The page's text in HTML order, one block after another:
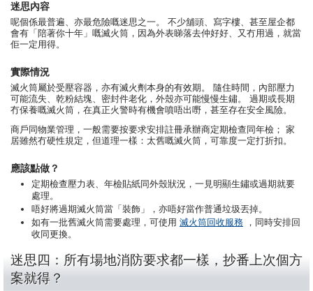
迷思內容
呢個係最普遍、亦最危險嘅迷思之一。 不少舖頭、寫字樓、甚至屋企都
會有「陪著你十年」嘅滅火筒，因為外表睇落去仲好好、又冇用過，就當
佢一定用得。
實際情況
滅火筒屬於受壓容器，亦有滅火劑本身的有效期。 隨住時間，內部壓力
可能流失、乾粉結塊、密封件老化，外殼亦可能慢慢生鏽。 過期或長期
冇保養嘅滅火筒，在真正火警時有機會噴唔出嘢，甚至存在安全風險。
商戶同物業管理，一般需要按要求安排註冊承辦商定期檢查同年檢； 家
居雖然冇硬性規定，但道理一樣：太舊嘅滅火筒，可靠度一定打折扣。
應該點做？
定期檢查壓力表、年檢貼紙同外殼狀況，一見明顯生鏽或過期就要
處理。
唔好將過期滅火筒當「裝飾」，亦唔好當作普通垃圾丟掉。
如有一批舊滅火筒需要處理，可使用 滅火筒回收服務 ，同時安排回
收同更換。
迷思四：所有場地消防要求都一樣，抄番上次個方
案就得？